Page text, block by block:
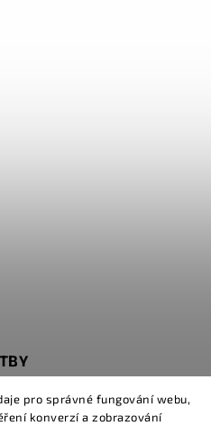
pro správné fungování webu,
konverzí a zobrazování